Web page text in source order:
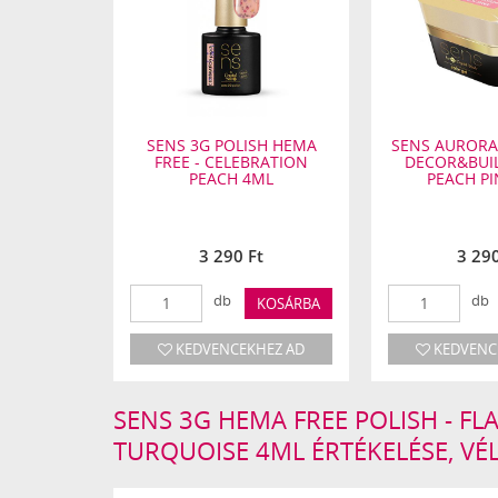
SENS 3G POLISH HEMA
FREE - CELEBRATION
PEACH 4ML
3 290 Ft
db KOSÁRBA
KEDVENCEKHEZ AD
SENS
PEACH
3
db
SENS 3G HEMA FREE POLISH -
TURQUOISE 4ML ÉRTÉKELÉSE,